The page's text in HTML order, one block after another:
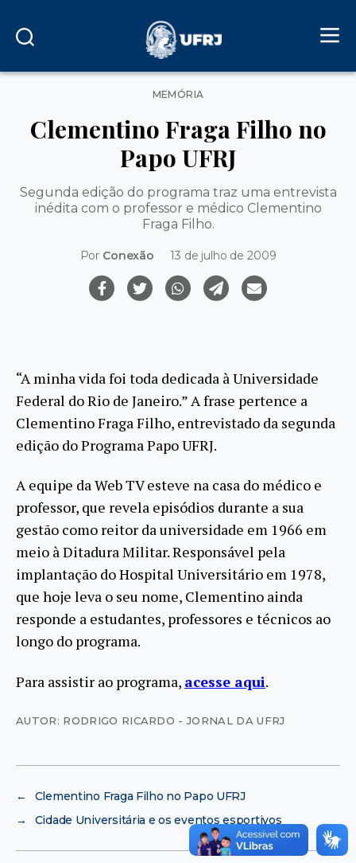
Categorias
MEMÓRIA
Clementino Fraga Filho no
Papo UFRJ
Segunda edição do programa traz uma entrevista
inédita com o professor e médico Clementino
Fraga Filho.
Por Conexão 13 de julho de 2009
“A minha vida foi toda dedicada à Universidade
Federal do Rio de Janeiro.” A frase pertence a
Clementino Fraga Filho, entrevistado da segunda
edição do Programa Papo UFRJ.
A equipe da Web TV esteve na casa do médico e
professor, que revela episódios durante a sua
gestão como reitor da universidade em 1966 em
meio à Ditadura Militar. Responsável pela
implantação do Hospital Universitário em 1978,
que hoje leva o seu nome, Clementino ainda
responde a estudantes, professores e técnicos ao
longo do programa.
Para assistir ao programa, acesse aqui.
AUTOR: RODRIGO RICARDO - JORNAL DA UFRJ
←
Clementino Fraga Filho no Papo UFRJ
→
Cidade Universitária e os eventos esportivos